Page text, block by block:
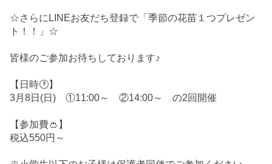
☆さらにLINEお友だち登録で「季節の花苗１つプレゼン
ト！！」☆
皆様のご参加お待ちしております♪
【日時🕐】
3月8日(日) ①11:00～ ②14:00～ の2回開催
【参加費👛】
税込550円～